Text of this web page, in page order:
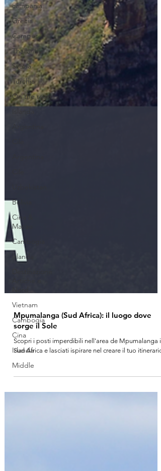
campania
Grecia
Camper
Thailandia
Svezia
Turchia
On the road
Bolivia
Cina &
Macao
Cambogia
Irlanda
Vietnam
Cambogia
Cina
Irlanda
Middle
Mpumalanga (Sud Africa): il luogo dove
sorge il Sole
Sud Africa e lasciati ispirare nel creare il tuo